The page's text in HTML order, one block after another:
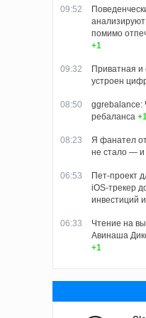
09:52
помимо
+1
09:32
Приватная и
устроен
08:50
ggrebalance:
ребаланса +1
08:23
Я фанател
не стало — и
06:53
Пет-проект
iOS-трекер
инвестиций
06:33
Чтение на
Авинаша
+1